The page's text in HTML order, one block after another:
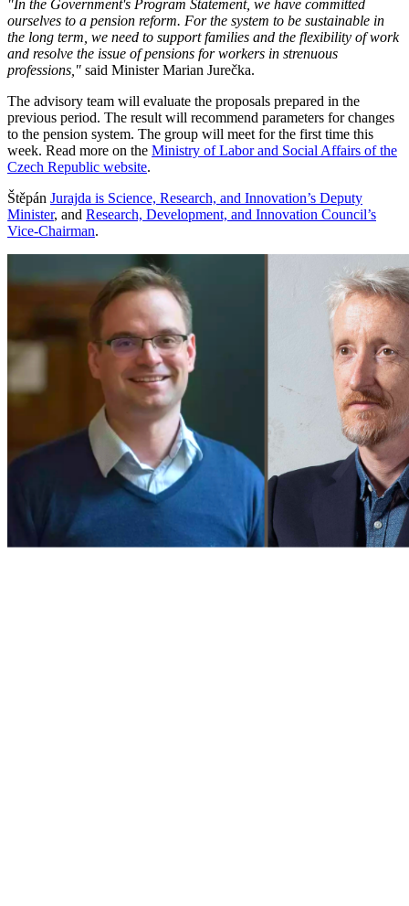
"In the Government's Program Statement, we have committed
ourselves to a pension reform. For the system to be sustainable in
the long term, we need to support families and the flexibility of work
and resolve the issue of pensions for workers in strenuous
professions," said Minister Marian Jurečka.
The advisory team will evaluate the proposals prepared in the
previous period. The result will recommend parameters for changes
to the pension system. The group will meet for the first time this
week. Read more on the Ministry of Labor and Social Affairs of the
Czech Republic website.
Štěpán Jurajda is Science, Research, and Innovation’s Deputy
Minister, and Research, Development, and Innovation Council’s
Vice-Chairman.